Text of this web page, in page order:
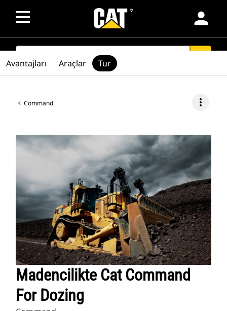
person
SEARCH
Command more_vert
Madencilikte Cat Command
For Dozing
Avantajları Araçlar Tur